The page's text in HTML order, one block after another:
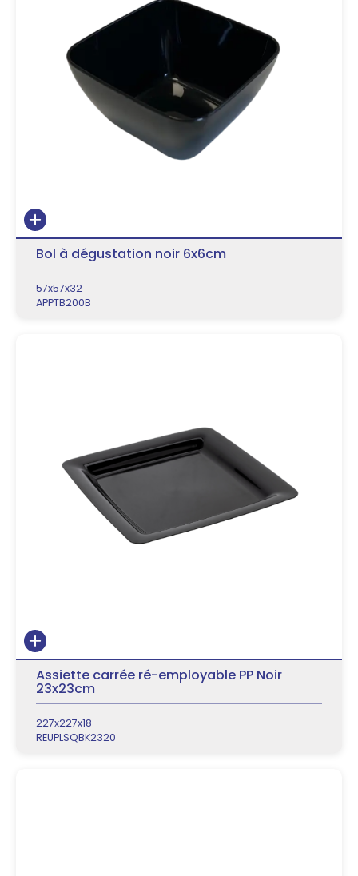
Bol à dégustation noir 6x6cm
57x57x32
APPTB200B
Assiette carrée ré-employable PP Noir
23x23cm
227x227x18
REUPLSQBK2320